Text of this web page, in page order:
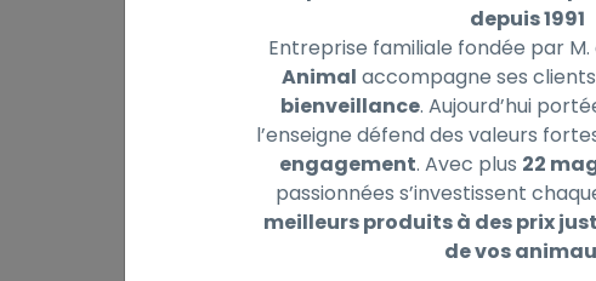
Taille de croquettes : 16 mm
Utilisation : chien adulte de toutes tailles,
Protéines d'agneau déshydratées 24%, riz,
protéines animales 2%, carotte déshydratée,
lignocellulose, glucosamine (origine marine),
inuline de chicorée (FOS), parois de levures
depuis 1991
Entreprise familiale fondée par
Animal accompagne ses
bienveillance. Aujourd’hui
l’enseigne défend des valeurs
engagement. Avec plus 22
passionnées s’investissent
meilleurs produits à des prix
de vos